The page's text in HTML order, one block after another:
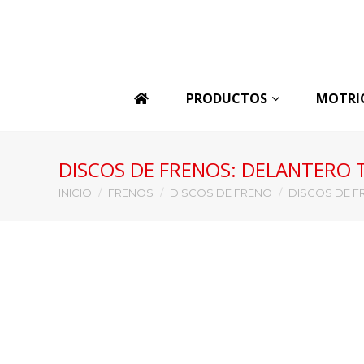
PRODUCTOS
DISCOS DE FRENOS:
Estás aquí:
INICIO FRENOS DISCOS DE FRENO DISCOS DE